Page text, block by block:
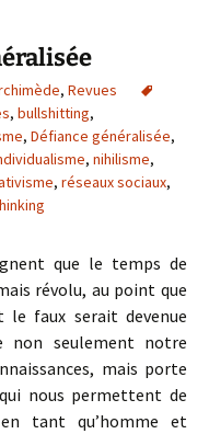
, Revues
, bullshitting,
, Défiance généralisée,
, nihilisme,
, réseaux sociaux,
que le temps de
révolu, au point que
faux serait devenue
non seulement notre
mais porte
nous permettent de
tant qu’homme et